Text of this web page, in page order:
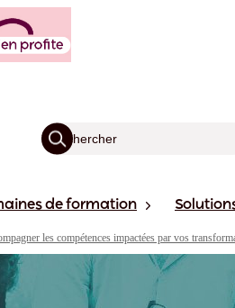
de formation
les compétences impactées par vos